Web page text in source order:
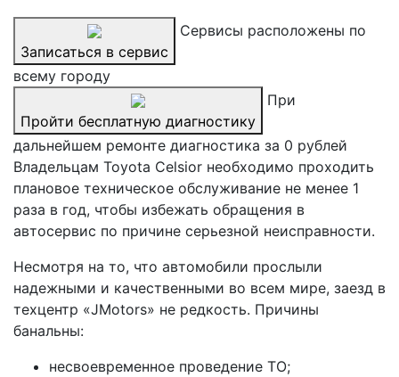
Записаться в сервис
Сервисы расположены по
всему городу
Пройти бесплатную диагностику
При
дальнейшем ремонте диагностика за 0 рублей
Владельцам Toyota Celsior необходимо проходить
плановое техническое обслуживание не менее 1
раза в год, чтобы избежать обращения в
автосервис по причине серьезной неисправности.
Несмотря на то, что автомобили прослыли
надежными и качественными во всем мире, заезд в
техцентр «JMotors» не редкость. Причины
банальны:
несвоевременное проведение ТО;